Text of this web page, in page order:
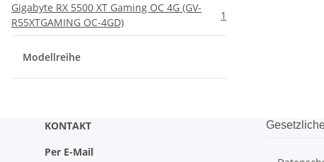
Gigabyte RX 5500 XT Gaming OC 4G (GV-
R55XTGAMING OC-4GD)
1
Modellreihe
KONTAKT
Per E-Mail